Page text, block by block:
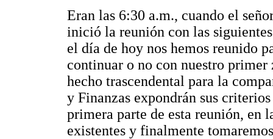
Eran las 6:30 a.m., cuando el
inició la reunión con las
el día de hoy nos hemos reunido
continuar o no con nuestro primer
hecho trascendental para la
y Finanzas expondrán sus
primera parte de esta reunión, en
existentes y finalmente